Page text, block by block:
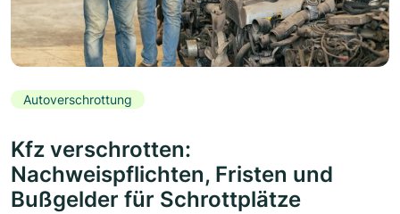
Autoverschrottung
Kfz verschrotten:
Nachweispflichten, Fristen und
Bußgelder für Schrottplätze